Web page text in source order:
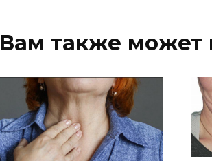
Вам также может